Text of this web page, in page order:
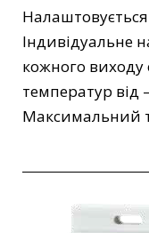
Індивідуальне
кожного
температур від
Максимальний